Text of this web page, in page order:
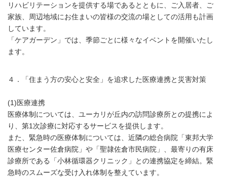
リハビリテーションを提供する場であるとともに、ご入居者、ご
家族、周辺地域にお住まいの皆様の交流の場としての活用も計画
しています。
「ケアガーデン」では、季節ごとに様々なイベントを開催いたし
ます。
４．「住まう方の安心と安全」を追求した医療連携と災害対策
(1)医療連携
医療体制については、ユーカリが丘内の訪問診療所との提携によ
り、第1次診療に対応するサービスを提供します。
また、緊急時の医療体制については、近隣の総合病院「東邦大学
医療センター佐倉病院」や「聖隷佐倉市民病院」、最寄りの有床
診療所である「小林循環器クリニック」との連携協定を締結。緊
急時のスムーズな受け入れ体制を整えています。